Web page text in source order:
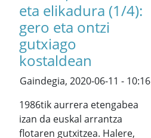
eta elikadura (1/4):
gero eta ontzi
gutxiago
kostaldean
Gaindegia, 2020-06-11 - 10:16
1986tik aurrera etengabea
izan da euskal arrantza
flotaren gutxitzea. Halere,